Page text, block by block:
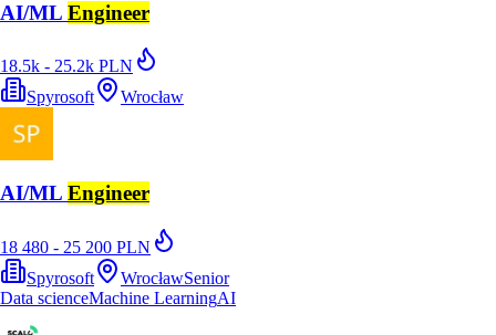
AI/ML Engineer
18.5k - 25.2k PLN
Spyrosoft
Wrocław
AI/ML Engineer
18 480 - 25 200 PLN
Spyrosoft
WrocławSenior
Data scienceMachine LearningAI